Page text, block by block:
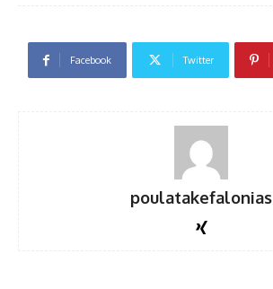
Facebook Twitter
poulatakefalonias